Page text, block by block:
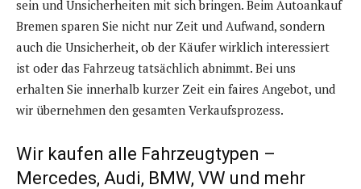
sein und Unsicherheiten mit sich bringen. Beim Autoankauf
Bremen sparen Sie nicht nur Zeit und Aufwand, sondern
auch die Unsicherheit, ob der Käufer wirklich interessiert
ist oder das Fahrzeug tatsächlich abnimmt. Bei uns
erhalten Sie innerhalb kurzer Zeit ein faires Angebot, und
wir übernehmen den gesamten Verkaufsprozess.
Wir kaufen alle Fahrzeugtypen –
Mercedes, Audi, BMW, VW und mehr